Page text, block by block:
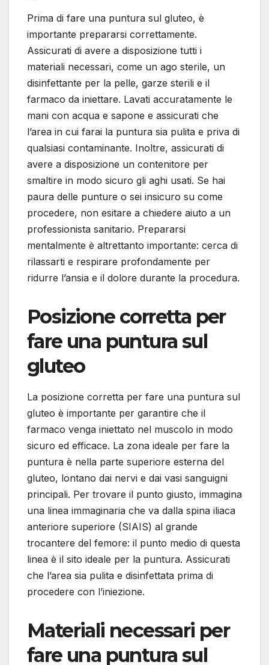
Prima di fare una puntura sul gluteo, è
importante prepararsi correttamente.
Assicurati di avere a disposizione tutti i
materiali necessari, come un ago sterile, un
disinfettante per la pelle, garze sterili e il
farmaco da iniettare. Lavati accuratamente le
mani con acqua e sapone e assicurati che
l’area in cui farai la puntura sia pulita e priva di
qualsiasi contaminante. Inoltre, assicurati di
avere a disposizione un contenitore per
smaltire in modo sicuro gli aghi usati. Se hai
paura delle punture o sei insicuro su come
procedere, non esitare a chiedere aiuto a un
professionista sanitario. Prepararsi
mentalmente è altrettanto importante: cerca di
rilassarti e respirare profondamente per
ridurre l’ansia e il dolore durante la procedura.
Posizione corretta per
fare una puntura sul
gluteo
La posizione corretta per fare una puntura sul
gluteo è importante per garantire che il
farmaco venga iniettato nel muscolo in modo
sicuro ed efficace. La zona ideale per fare la
puntura è nella parte superiore esterna del
gluteo, lontano dai nervi e dai vasi sanguigni
principali. Per trovare il punto giusto, immagina
una linea immaginaria che va dalla spina iliaca
anteriore superiore (SIAIS) al grande
trocantere del femore: il punto medio di questa
linea è il sito ideale per la puntura. Assicurati
che l’area sia pulita e disinfettata prima di
procedere con l’iniezione.
Materiali necessari per
fare una puntura sul